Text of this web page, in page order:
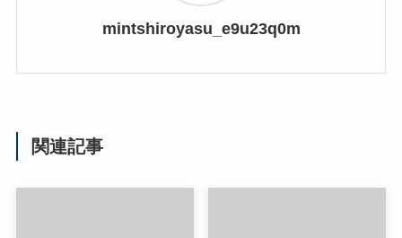
mintshiroyasu_e9u23q0m
関連記事